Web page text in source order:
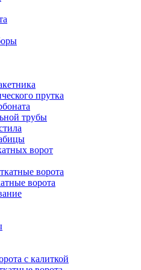
прутка
трубы
ворот
ворота
ворота
с калиткой